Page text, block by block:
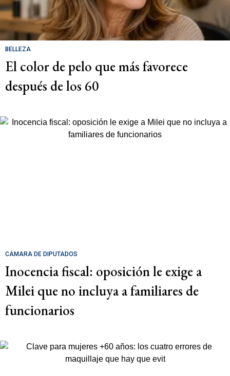
BELLEZA
El color de pelo que más favorece
después de los 60
CÁMARA DE DIPUTADOS
Inocencia fiscal: oposición le exige a
Milei que no incluya a familiares de
funcionarios